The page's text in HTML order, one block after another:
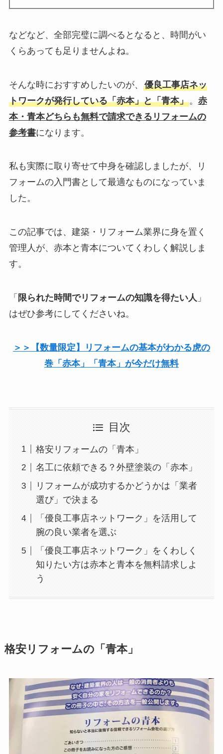
などなど、全部完璧に調べるとなると、時間がい
くらあっても足りませんよね。
そんな時におすすめしたいのが、 優良工事店ネッ
トワークが発行している「赤本」と「青本」。 赤
本・青本どちらも無料で請求できるリフォームの
参考書になります。
私も実際に取り寄せて中身を確認しましたが、リ
フォームの入門書として最適なものになっていま
した。
この記事では、建築・リフォーム業界に身を置く
管理人が、赤本と青本についてくわしく解説しま
す。
「 限られた時間でリフォームの知識を得たい人 」
はぜひ参考にしてくださいね。
＞＞【数量限定】リフォームの基本がわかる虎の
巻「赤本」「青本」が今だけ無料
目次
格安リフォームの「青本」
名工に依頼できる？外壁塗装の「赤本」
リフォームが成功するかどうかは「業者
選び」で決まる
「優良工事店ネットワーク」を活用して
腕の良い業者を選ぶ
「優良工事店ネットワーク」をくわしく
知りたい方は赤本と青本を無料請求しよ
う
格安リフォームの「青本」